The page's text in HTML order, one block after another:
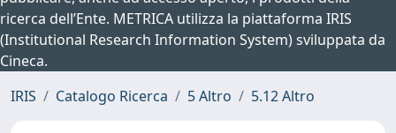
ricerca dell’Ente. METRICA utilizza la piattaforma IRIS
(Institutional Research Information System) sviluppata da
Cineca.
IRIS
Catalogo Ricerca 5 Altro 5.12 Altro